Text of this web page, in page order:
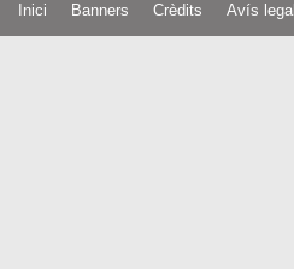
Inici Banners Crèdits Avís legal